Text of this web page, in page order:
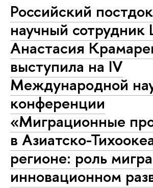
Российский
научный
Анастасия
выступила на IV
Международной
конференции
«Миграционные
в Азиатско-
регионе: роль
инновационном